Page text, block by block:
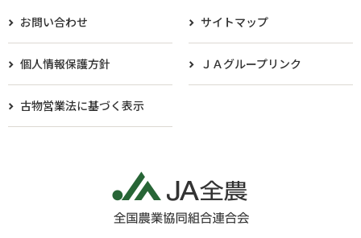
お問い合わせ サイトマップ
個人情報保護方針 ＪＡグループリンク
古物営業法に基づく表示